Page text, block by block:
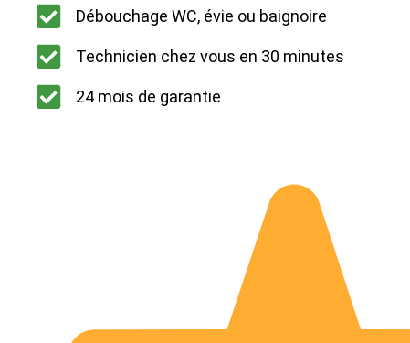
Débouchage WC, évie ou baignoire
Technicien chez vous en 30 minutes
24 mois de garantie